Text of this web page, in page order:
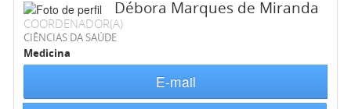
Débora Marques de Miranda
COORDENADOR(A)
CIÊNCIAS DA SAÚDE
Medicina
E-mail